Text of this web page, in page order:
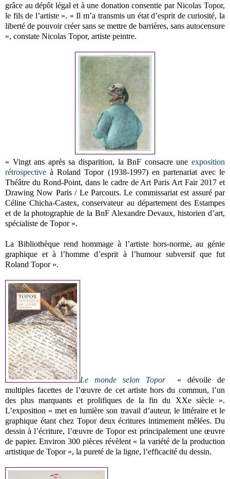
grâce au dépôt légal et à une donation consentie par Nicolas Topor,
le fils de l’artiste ». « Il m’a transmis un état d’esprit de curiosité, la
liberté de pouvoir créer sans se mettre de barrières, sans autocensure
», constate Nicolas Topor, artiste peintre.
« Vingt ans après sa disparition, la BnF consacre une exposition
rétrospective à Roland Topor (1938-1997) en partenariat avec le
Théâtre du Rond-Point, dans le cadre de Art Paris Art Fair 2017 et
Drawing Now Paris / Le Parcours. Le commissariat est assuré par
Céline Chicha-Castex, conservateur au département des Estampes
et de la photographie de la BnF Alexandre Devaux, historien d’art,
spécialiste de Topor ».
La Bibliothèque rend hommage à l’artiste hors-norme, au génie
graphique et à l’homme d’esprit à l’humour subversif que fut
Roland Topor ».
Le monde selon Topor« dévoile de
multiples facettes de l’œuvre de cet artiste hors du commun, l’un
des plus marquants et prolifiques de la fin du XXe siècle ».
L’exposition « met en lumière son travail d’auteur, le littéraire et le
graphique étant chez Topor deux écritures intimement mêlées. Du
dessin à l’écriture, l’œuvre de Topor est principalement une œuvre
de papier. Environ 300 pièces révèlent « la variété de la production
artistique de Topor », la pureté de la ligne, l’efficacité du dessin.